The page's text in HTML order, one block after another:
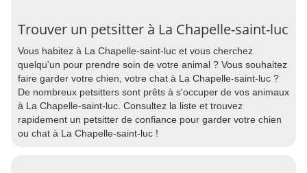
Trouver un petsitter à La Chapelle-saint-luc
Vous habitez à La Chapelle-saint-luc et vous cherchez
quelqu'un pour prendre soin de votre animal ? Vous souhaitez
faire garder votre chien, votre chat à La Chapelle-saint-luc ?
De nombreux petsitters sont prêts à s'occuper de vos animaux
à La Chapelle-saint-luc. Consultez la liste et trouvez
rapidement un petsitter de confiance pour garder votre chien
ou chat à La Chapelle-saint-luc !